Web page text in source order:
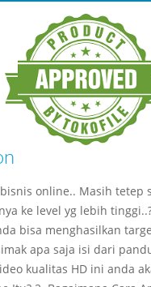
online.. Masih tetep
ke level yg lebih
bisa menghasilkan
apa saja isi dari
kualitas HD ini anda